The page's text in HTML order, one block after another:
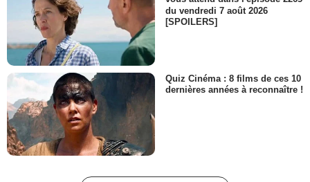
du vendredi 7 août 2026
[SPOILERS]
Quiz Cinéma : 8 films de ces 10
dernières années à reconnaître !